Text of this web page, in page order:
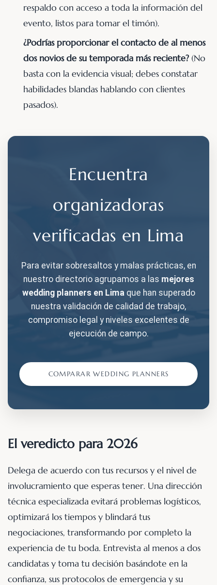
respaldo con acceso a toda la información del
evento, listos para tomar el timón).
¿Podrías proporcionar el contacto de al menos
dos novios de su temporada más reciente?(No
basta con la evidencia visual; debes constatar
habilidades blandas hablando con clientes
pasados).
Encuentra
organizadoras
verificadas en Lima
Para evitar sobresaltos y malas prácticas, en
nuestro directorio agrupamos a las mejores
wedding planners en Lima que han superado
nuestra validación de calidad de trabajo,
compromiso legal y niveles excelentes de
ejecución de campo.
COMPARAR WEDDING PLANNERS
El veredicto para 2026
Delega de acuerdo con tus recursos y el nivel de
involucramiento que esperas tener. Una dirección
técnica especializada evitará problemas logísticos,
optimizará los tiempos y blindará tus
negociaciones, transformando por completo la
experiencia de tu boda. Entrevista al menos a dos
candidatas y toma tu decisión basándote en la
confianza, sus protocolos de emergencia y su